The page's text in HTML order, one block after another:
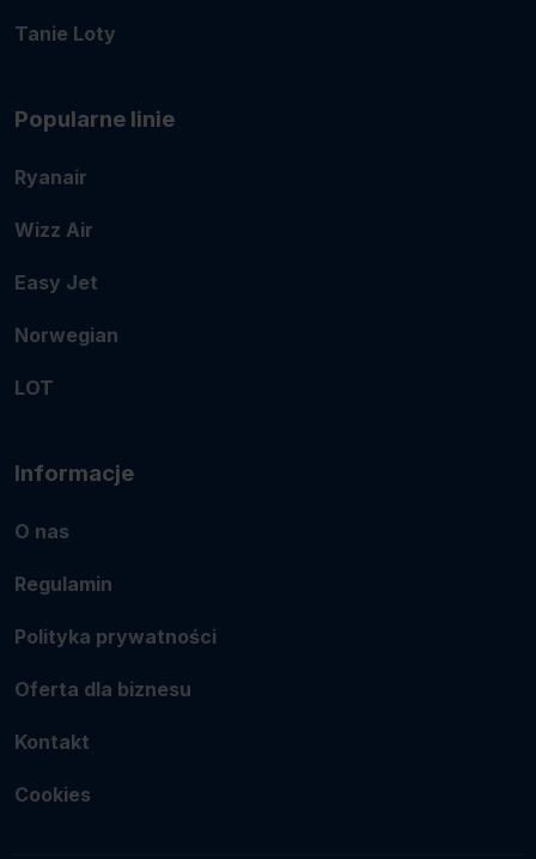
Tanie Loty
Popularne linie
Ryanair
Wizz Air
Easy Jet
Norwegian
LOT
Informacje
O nas
Regulamin
Polityka prywatności
Oferta dla biznesu
Kontakt
Cookies